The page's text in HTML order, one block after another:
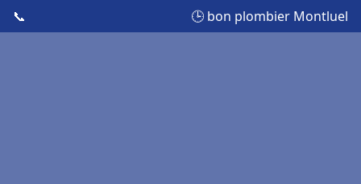
📞 🕒 bon plombier Montluel